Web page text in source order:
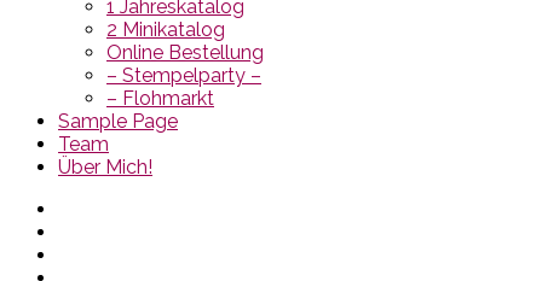
1 Jahreskatalog
2 Minikatalog
Online Bestellung
– Stempelparty –
– Flohmarkt
Sample Page
Team
Über Mich!